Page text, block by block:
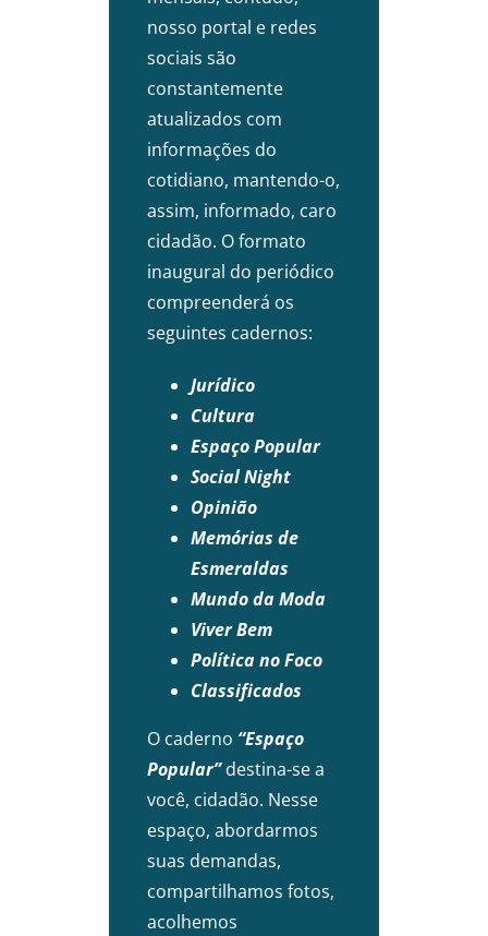
nosso portal e redes
sociais são
constantemente
atualizados com
informações do
cotidiano, mantendo-o,
assim, informado, caro
cidadão. O formato
inaugural do periódico
compreenderá os
seguintes cadernos:
Jurídico
Cultura
Espaço Popular
Social Night
Opinião
Memórias de
Esmeraldas
Mundo da Moda
Viver Bem
Política no Foco
Classificados
O caderno “Espaço
Popular”destina-se a
você, cidadão. Nesse
espaço, abordarmos
suas demandas,
compartilhamos fotos,
acolhemos